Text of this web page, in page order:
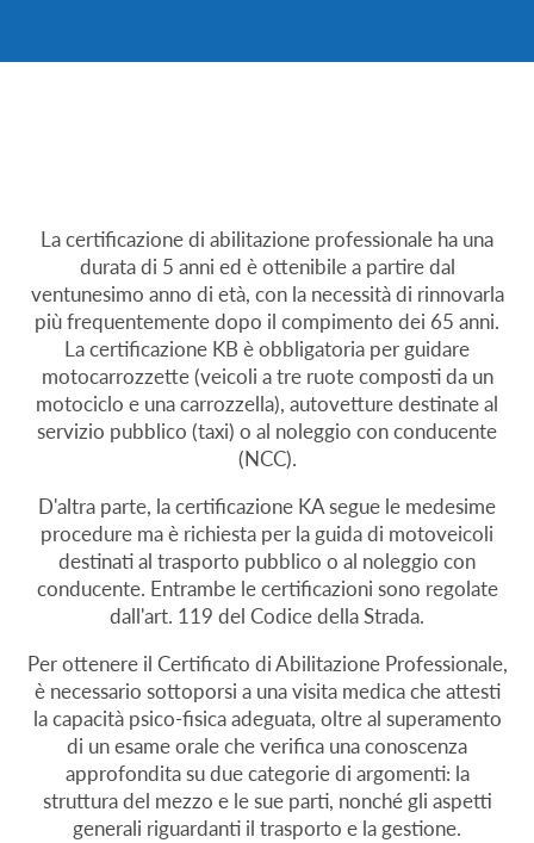
La certificazione di abilitazione professionale ha una
durata di 5 anni ed è ottenibile a partire dal
ventunesimo anno di età, con la necessità di rinnovarla
più frequentemente dopo il compimento dei 65 anni.
La certificazione KB è obbligatoria per guidare
motocarrozzette (veicoli a tre ruote composti da un
motociclo e una carrozzella), autovetture destinate al
servizio pubblico (taxi) o al noleggio con conducente
(NCC).
D'altra parte, la certificazione KA segue le medesime
procedure ma è richiesta per la guida di motoveicoli
destinati al trasporto pubblico o al noleggio con
conducente. Entrambe le certificazioni sono regolate
dall'art. 119 del Codice della Strada.
Per ottenere il Certificato di Abilitazione Professionale,
è necessario sottoporsi a una visita medica che attesti
la capacità psico-fisica adeguata, oltre al superamento
di un esame orale che verifica una conoscenza
approfondita su due categorie di argomenti: la
struttura del mezzo e le sue parti, nonché gli aspetti
generali riguardanti il trasporto e la gestione.